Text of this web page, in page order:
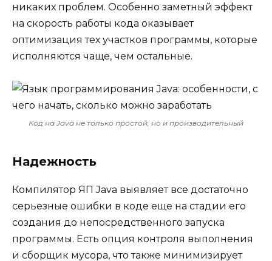
никаких проблем. Особенно заметный эффект
на скорость работы кода оказывает
оптимизация тех участков программы, которые
исполняются чаще, чем остальные.
Код на Java не только простой, но и производительный
Надежность
Компилятор ЯП Java выявляет все достаточно
серьезные ошибки в коде еще на стадии его
создания до непосредственного запуска
программы. Есть опция контроля выполнения
и сборщик мусора, что также минимизирует